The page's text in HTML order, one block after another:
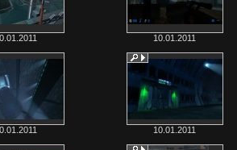
10.01.2011
10.01.2011